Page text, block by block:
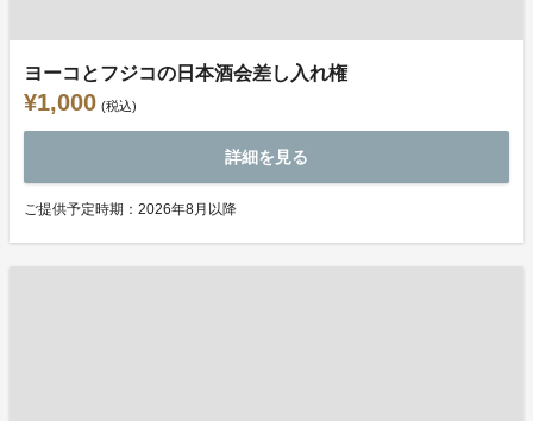
ヨーコとフジコの日本酒会差し入れ権
¥1,000 (税込)
詳細を見る
ご提供予定時期：2026年8月以降